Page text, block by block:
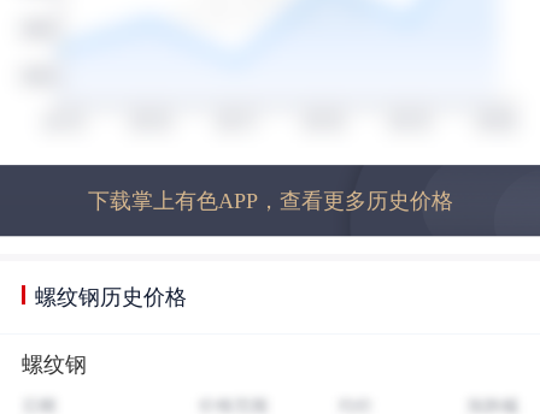
下载掌上有色APP，查看更多历史价格
螺纹钢历史价格
螺纹钢